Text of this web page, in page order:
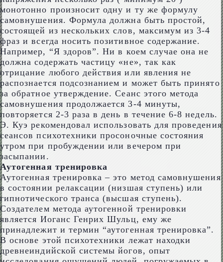
монотонно произносит одну и ту же формулу
самовнушения. Формула должна быть простой,
состоящей из нескольких слов, максимум из 3-4
фраз и всегда носить позитивное содержание.
Например, “Я здоров”. Ни в коем случае она не
должна содержать частицу «не», так как
отрицание любого действия или явления не
распознается подсознанием и может быть принято
за обратное утверждение. Сеанс этого метода
самовнушения продолжается 3-4 минуты,
повторяется 2-3 раза в день в течение 6-8 недель.
Э. Куэ рекомендовал использовать для проведения
сеансов психотехники просоночные состояния
утром при пробуждении или вечером при
засыпании.
Аутогенная тренировка
Аутогенная тренировка – это метод самовнушения
в состоянии релаксации (низшая ступень) или
гипнотического транса (высшая ступень).
Создателем метода аутогенной тренировки
является Иоганс Генрих Шульц, ему же
принадлежит и термин “аутогенная тренировка”.
В основе этой психотехники лежат находки
древнеиндийской системы йогов, опыт